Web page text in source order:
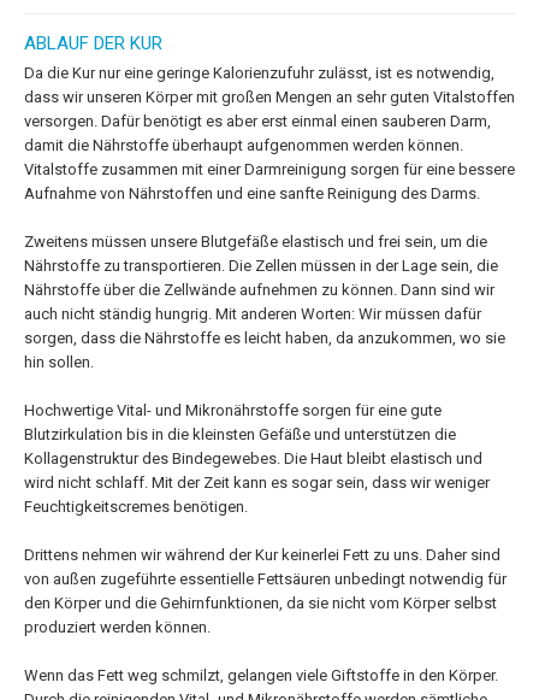
ABLAUF DER KUR
Da die Kur nur eine geringe Kalorienzufuhr zulässt, ist es notwendig,
dass wir unseren Körper mit großen Mengen an sehr guten Vitalstoffen
versorgen. Dafür benötigt es aber erst einmal einen sauberen Darm,
damit die Nährstoffe überhaupt aufgenommen werden können.
Vitalstoffe zusammen mit einer Darmreinigung sorgen für eine bessere
Aufnahme von Nährstoffen und eine sanfte Reinigung des Darms.
Zweitens müssen unsere Blutgefäße elastisch und frei sein, um die
Nährstoffe zu transportieren. Die Zellen müssen in der Lage sein, die
Nährstoffe über die Zellwände aufnehmen zu können. Dann sind wir
auch nicht ständig hungrig. Mit anderen Worten: Wir müssen dafür
sorgen, dass die Nährstoffe es leicht haben, da anzukommen, wo sie
hin sollen.
Hochwertige Vital- und Mikronährstoffe sorgen für eine gute
Blutzirkulation bis in die kleinsten Gefäße und unterstützen die
Kollagenstruktur des Bindegewebes. Die Haut bleibt elastisch und
wird nicht schlaff. Mit der Zeit kann es sogar sein, dass wir weniger
Feuchtigkeitscremes benötigen.
Drittens nehmen wir während der Kur keinerlei Fett zu uns. Daher sind
von außen zugeführte essentielle Fettsäuren unbedingt notwendig für
den Körper und die Gehirnfunktionen, da sie nicht vom Körper selbst
produziert werden können.
Wenn das Fett weg schmilzt, gelangen viele Giftstoffe in den Körper.